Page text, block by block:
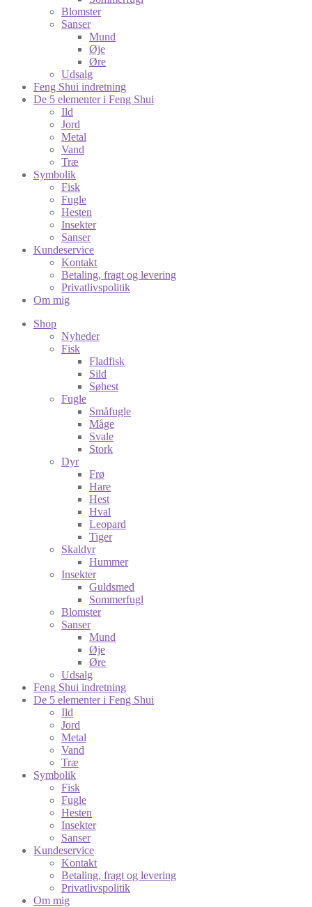
Blomster
Sanser
Mund
Øje
Øre
Udsalg
Feng Shui indretning
De 5 elementer i Feng Shui
Ild
Jord
Metal
Vand
Træ
Symbolik
Fisk
Fugle
Hesten
Insekter
Sanser
Kundeservice
Kontakt
Betaling, fragt og levering
Privatlivspolitik
Om mig
Shop
Nyheder
Fisk
Fladfisk
Sild
Søhest
Fugle
Småfugle
Måge
Svale
Stork
Dyr
Frø
Hare
Hest
Hval
Leopard
Tiger
Skaldyr
Hummer
Insekter
Guldsmed
Sommerfugl
Blomster
Sanser
Mund
Øje
Øre
Udsalg
Feng Shui indretning
De 5 elementer i Feng Shui
Ild
Jord
Metal
Vand
Træ
Symbolik
Fisk
Fugle
Hesten
Insekter
Sanser
Kundeservice
Kontakt
Betaling, fragt og levering
Privatlivspolitik
Om mig